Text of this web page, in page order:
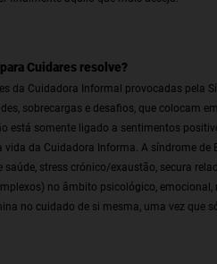
Cuidares resolve?
da Cuidadora Informal provocadas pela
sobrecargas e desafios, que colocam
está somente ligado a sentimentos
da Cuidadora Informa. A síndrome de
stress crónico/exaustão, secura
no âmbito psicológico, emocional,
no cuidado de si mesma, uma vez que